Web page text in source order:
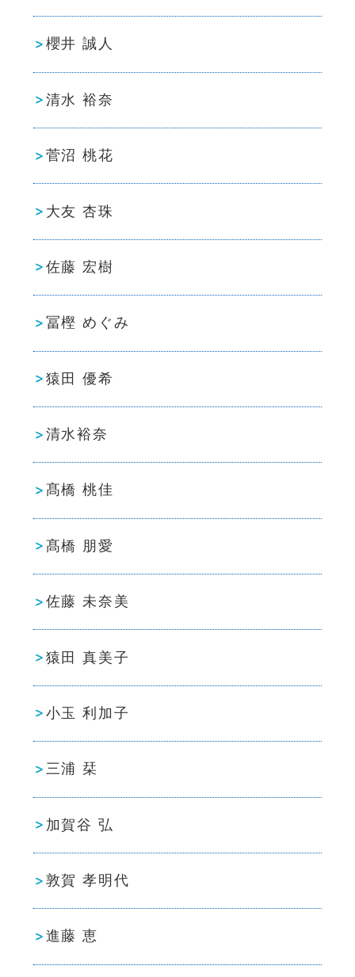
櫻井 誠人
清水 裕奈
菅沼 桃花
大友 杏珠
佐藤 宏樹
冨樫 めぐみ
猿田 優希
清水裕奈
髙橋 桃佳
髙橋 朋愛
佐藤 未奈美
猿田 真美子
小玉 利加子
三浦 栞
加賀谷 弘
敦賀 孝明代
進藤 恵